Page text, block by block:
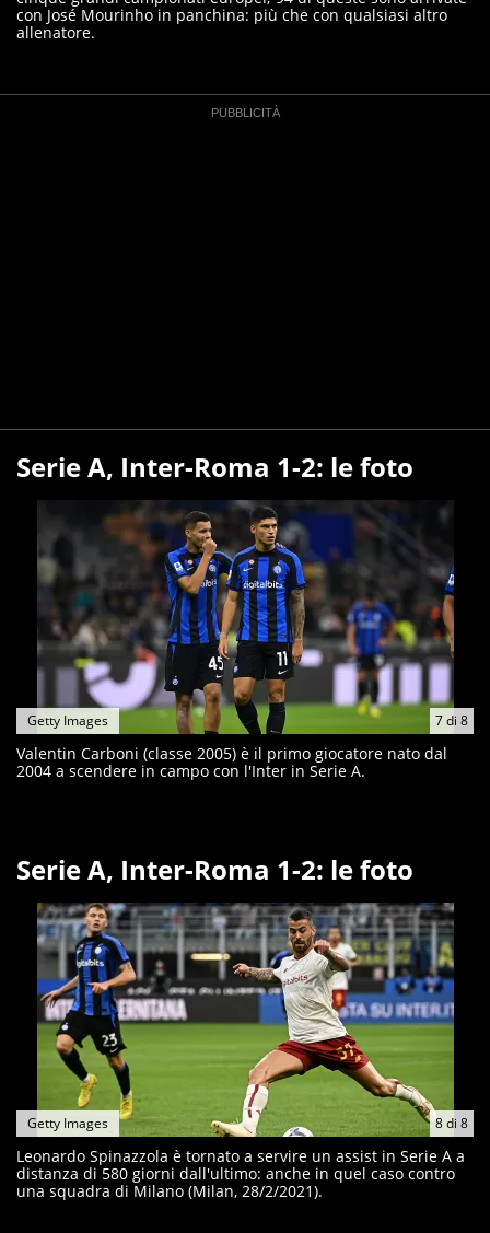
con José Mourinho in panchina: più che con qualsiasi altro
allenatore.
Serie A, Inter-Roma 1-2: le foto
7di 8
Getty Images
Valentin Carboni (classe 2005) è il primo giocatore nato dal
2004 a scendere in campo con l'Inter in Serie A.
Serie A, Inter-Roma 1-2: le foto
8di 8
Getty Images
Leonardo Spinazzola è tornato a servire un assist in Serie A a
distanza di 580 giorni dall'ultimo: anche in quel caso contro
una squadra di Milano (Milan, 28/2/2021).